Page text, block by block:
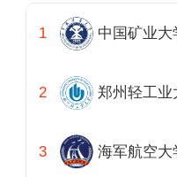
郑州轻工业
海军航空大